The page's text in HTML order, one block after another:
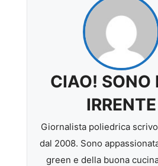
CIAO! SONO
IRRENTE
Giornalista poliedrica
dal 2008. Sono
green e della buona